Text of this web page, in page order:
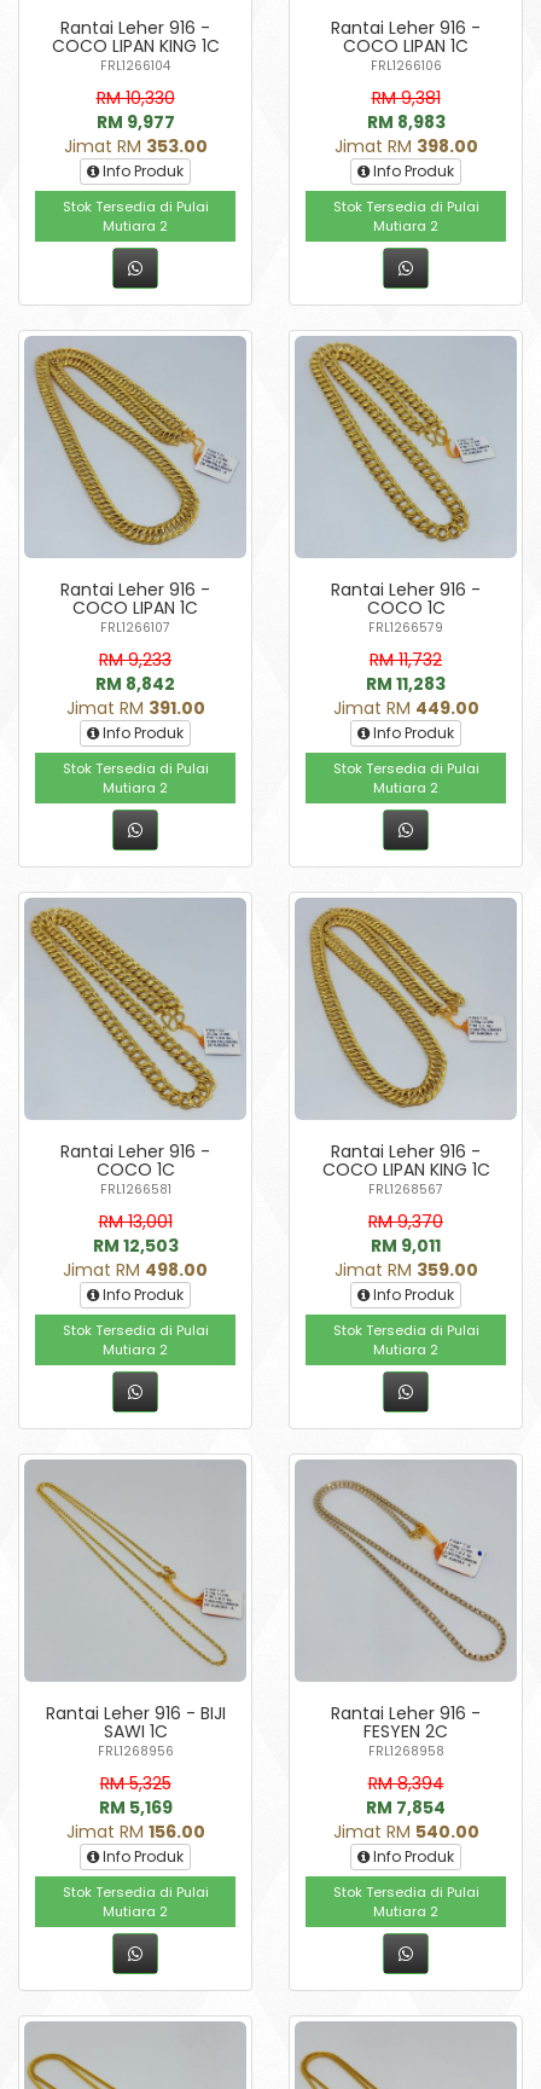
Rantai Leher 916 -
COCO LIPAN KING 1C
FRL1266104
RM 10,330
RM 9,977
Jimat RM 353.00
Info Produk
Stok Tersedia di Pulai
Mutiara 2
Rantai Leher 916 -
COCO LIPAN 1C
FRL1266106
RM 9,381
RM 8,983
Jimat RM 398.00
Info Produk
Stok Tersedia di Pulai
Mutiara 2
Rantai Leher 916 -
COCO LIPAN 1C
FRL1266107
RM 9,233
RM 8,842
Jimat RM 391.00
Info Produk
Stok Tersedia di Pulai
Mutiara 2
Rantai Leher 916 -
COCO 1C
FRL1266579
RM 11,732
RM 11,283
Jimat RM 449.00
Info Produk
Stok Tersedia di Pulai
Mutiara 2
Rantai Leher 916 -
COCO 1C
FRL1266581
RM 13,001
RM 12,503
Jimat RM 498.00
Info Produk
Stok Tersedia di Pulai
Mutiara 2
Rantai Leher 916 -
COCO LIPAN KING 1C
FRL1268567
RM 9,370
RM 9,011
Jimat RM 359.00
Info Produk
Stok Tersedia di Pulai
Mutiara 2
Rantai Leher 916 - BIJI
SAWI 1C
FRL1268956
RM 5,325
RM 5,169
Jimat RM 156.00
Info Produk
Stok Tersedia di Pulai
Mutiara 2
Rantai Leher 916 -
FESYEN 2C
FRL1268958
RM 8,394
RM 7,854
Jimat RM 540.00
Info Produk
Stok Tersedia di Pulai
Mutiara 2